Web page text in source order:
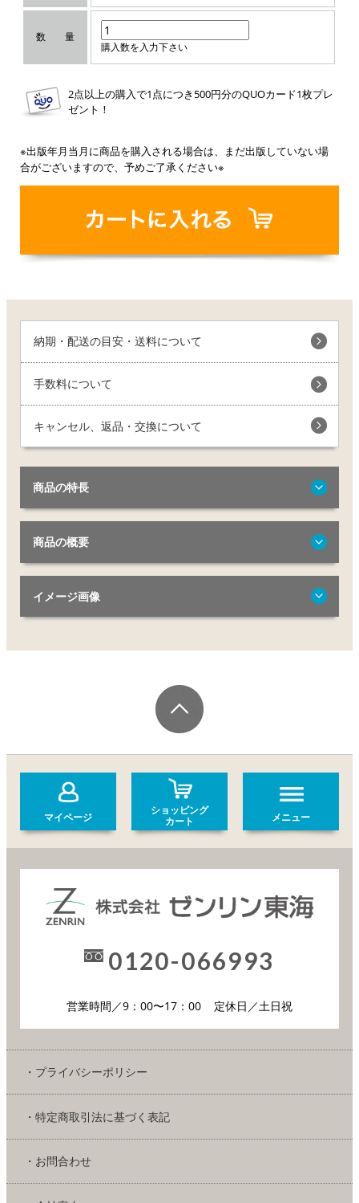
数 量
購入数を入力下さい
2点以上の購入で1点につき500円分のQUOカード1枚プレ
ゼント！
※出版年月当月に商品を購入される場合は、まだ出版していない場
合がございますので、予めご了承ください※
納期・配送の目安・送料について
手数料について
キャンセル、返品・交換について
商品の特長
商品の概要
イメージ画像
マイページ
ショッピング
カート
メニュー
0120-066993
営業時間／9：00〜17：00 定休日／土日祝
・プライバシーポリシー
・特定商取引法に基づく表記
・お問合わせ